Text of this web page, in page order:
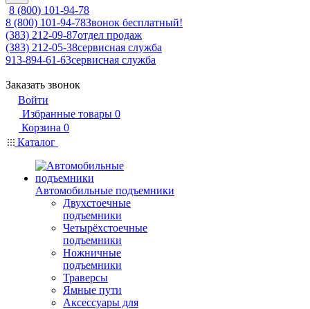
8 (800) 101-94-78
8 (800) 101-94-78Звонок бесплатный!
(383) 212-09-87отдел продаж
(383) 212-05-38сервисная служба
913-894-61-63сервисная служба
Заказать звонок
Войти
Избранные товары 0
Корзина 0
Каталог
Автомобильные подъемники
Двухстоечные
подъемники
Четырёхстоечные
подъемники
Ножничные
подъемники
Траверсы
Ямные пути
Аксессуары для